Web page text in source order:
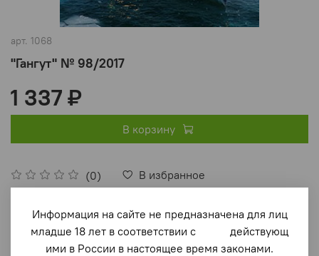
арт. 1068
"Гангут" № 98/2017
(0) В избранное
1 337 ₽
В корзину
Информация на сайте не предназначена для лиц
младше 18 лет в соответствии с действующ
ими в России в настоящее время законами.